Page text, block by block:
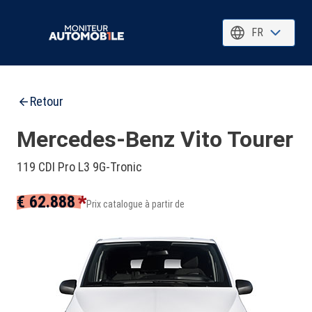
FR
Retour
Mercedes-Benz Vito Tourer
119 CDI Pro L3 9G-Tronic
€ 62.888*Prix catalogue à partir de